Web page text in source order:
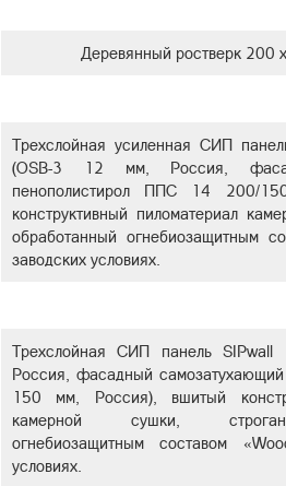
Деревянный ростверк 200
Трехслойная усиленная СИП
(OSB-3 12 мм, Россия,
пенополистирол ППС 14 200/
конструктивный пиломатериал
обработанный огнебиозащитным
заводских условиях.
Трехслойная СИП панель
Россия, фасадный
150 мм, Россия), вшитый
камерной сушки,
огнебиозащитным составом
условиях.